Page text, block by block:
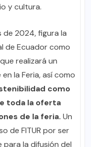
y cultura.
de 2024, figura la
de Ecuador como
realizará un
la Feria, así como
como
toda la oferta
de la feria. Un
de FITUR por ser
para la difusión del